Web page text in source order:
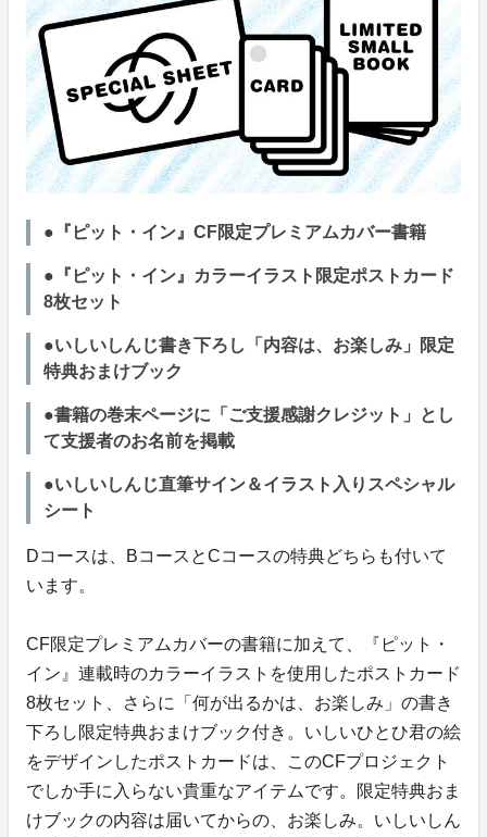
●『ピット・イン』CF限定プレミアムカバー書籍
●『ピット・イン』カラーイラスト限定ポストカード
8枚セット
●いしいしんじ書き下ろし「内容は、お楽しみ」限定
特典おまけブック
●書籍の巻末ページに「ご支援感謝クレジット」とし
て支援者のお名前を掲載
●いしいしんじ直筆サイン＆イラスト入りスペシャル
シート
Dコースは、BコースとCコースの特典どちらも付いて
います。
CF限定プレミアムカバーの書籍に加えて、『ピット・
イン』連載時のカラーイラストを使用したポストカード
8枚セット、さらに「何が出るかは、お楽しみ」の書き
下ろし限定特典おまけブック付き。いしいひとひ君の絵
をデザインしたポストカードは、このCFプロジェクト
でしか手に入らない貴重なアイテムです。限定特典おま
けブックの内容は届いてからの、お楽しみ。いしいしん